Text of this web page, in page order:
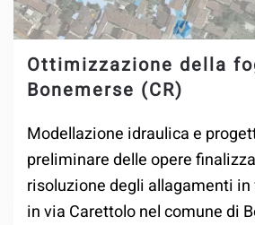
Ottimizzazione della
Bonemerse (CR)
Modellazione idraulica e
preliminare delle opere
risoluzione degli allagamenti in
in via Carettolo nel comune di